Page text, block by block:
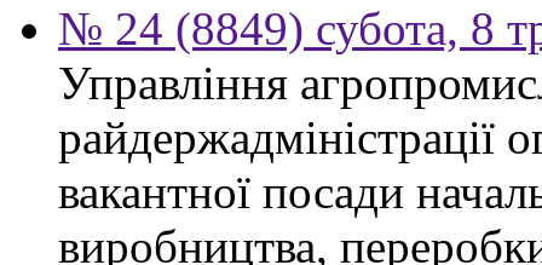
№ 24 (8849) субота, 8
Управління
райдержадміністрації
вакантної посади
виробництва,